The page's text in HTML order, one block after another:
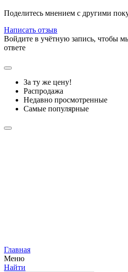
Поделитесь мнением с другими
Написать отзыв
Войдите в учётную запись, чтобы
ответе
За ту же цену!
Распродажа
Недавно просмотренные
Самые популярные
Главная
Меню
Найти